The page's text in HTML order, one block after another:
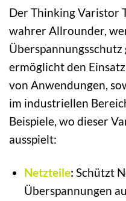
Der Thinking Varistor
wahrer Allrounder,
ermöglicht den
von Anwendungen,
im industriellen
Beispiele, wo dieser
ausspielt:
Netzteile: Schützt
Überspannungen